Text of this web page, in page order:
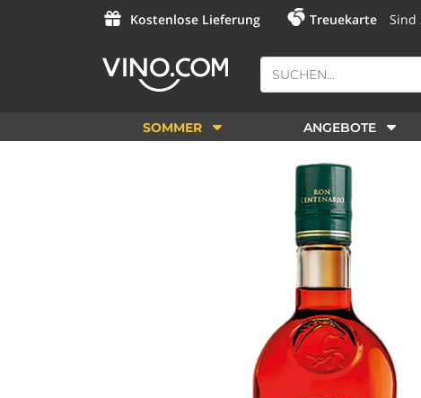
Kostenlose Lieferung Treuekarte Sind
SOMMER ANGEBOTE